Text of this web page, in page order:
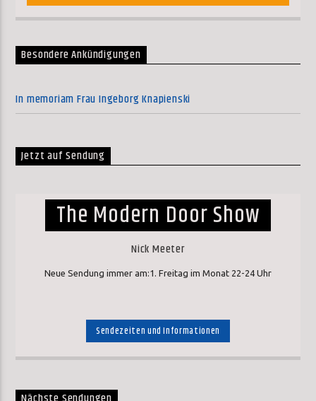
Besondere Ankündigungen
In memoriam Frau Ingeborg Knapienski
Jetzt auf Sendung
The Modern Door Show
Nick Meeter
Neue Sendung immer am:1. Freitag im Monat 22-24 Uhr
Sendezeiten und Informationen